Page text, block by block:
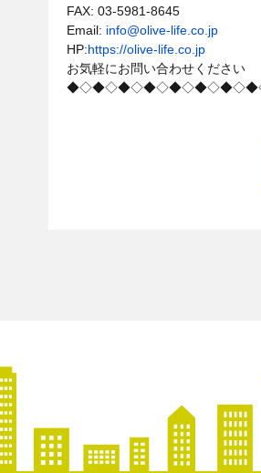
FAX: 03-5981-8645
Email: info@olive-life.co.jp
HP:https://olive-life.co.jp
お気軽にお問い合わせください